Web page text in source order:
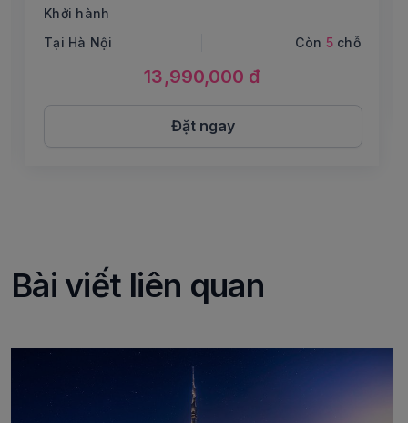
Khởi hành
Tại Hà Nội
Còn 5chỗ
13,990,000 đ
Đặt ngay
Bài viết liên quan